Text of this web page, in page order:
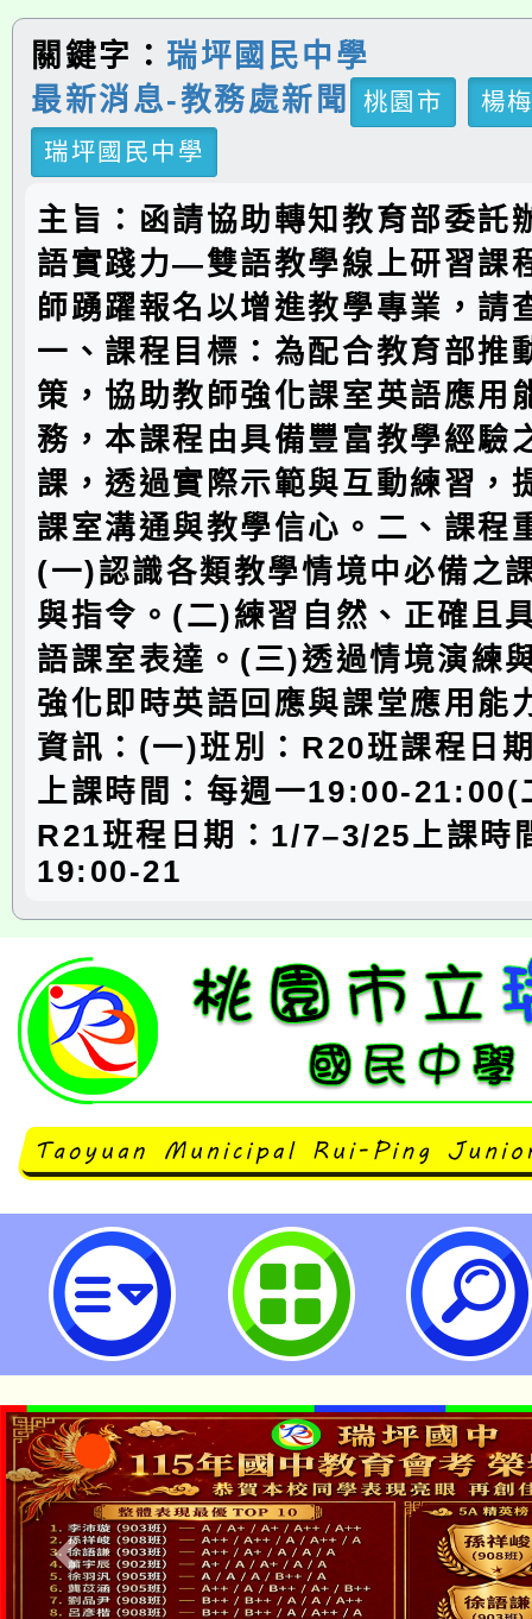
關鍵字： 瑞坪國民中學
最新消息-教務處新聞
桃園市
楊
瑞坪國民中學
主旨：函請協助轉知教育部委託
語實踐力—雙語教學線上研習課
師踴躍報名以增進教學專業，請
一、課程目標：為配合教育部推
策，協助教師強化課室英語應用
務，本課程由具備豐富教學經驗
課，透過實際示範與互動練習，
課室溝通與教學信心。二、課程
(一)認識各類教學情境中必備之
與指令。(二)練習自然、正確且
語課室表達。(三)透過情境演練
強化即時英語回應與課堂應用能
資訊：(一)班別：R20班課程日
上課時間：每週一19:00-21:00(
R21班程日期：1/7–3/25上課時
19:00-21
財團法人佳音教育基金會「課室
教學線上研習課程」-桃園市立瑞